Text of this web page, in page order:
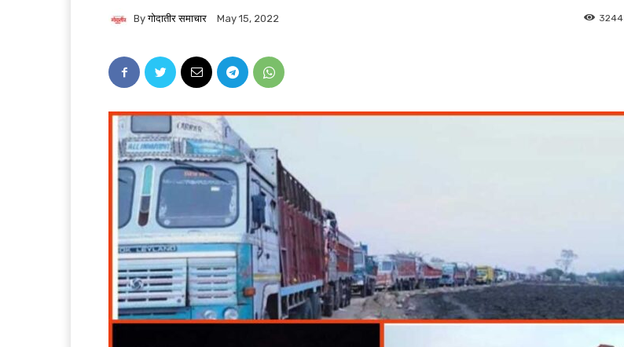
By गोदातीर समाचार May 15, 2022 3244